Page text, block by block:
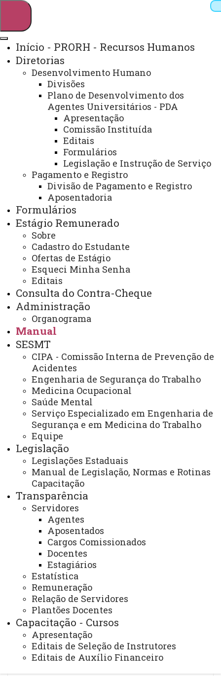
Webmail Sistemas
Telefones
Arquivo Virtual
Campus
Início - PRORH - Recursos Humanos
Diretorias
Desenvolvimento Humano
Divisões
Plano de Desenvolvimento dos
Agentes Universitários - PDA
Apresentação
Comissão Instituída
Editais
Formulários
Legislação e Instrução de Serviço
Pagamento e Registro
Divisão de Pagamento e Registro
Aposentadoria
Formulários
Estágio Remunerado
Sobre
Cadastro do Estudante
Ofertas de Estágio
Esqueci Minha Senha
Editais
Consulta do Contra-Cheque
Administração
Organograma
Manual
SESMT
CIPA - Comissão Interna de Prevenção de
Acidentes
Engenharia de Segurança do Trabalho
Medicina Ocupacional
Saúde Mental
Serviço Especializado em Engenharia de
Segurança e em Medicina do Trabalho
Equipe
Legislação
Legislações Estaduais
Manual de Legislação, Normas e Rotinas
Capacitação
Transparência
Servidores
Agentes
Aposentados
Cargos Comissionados
Docentes
Estagiários
Estatística
Remuneração
Relação de Servidores
Plantões Docentes
Capacitação - Cursos
Apresentação
Editais de Seleção de Instrutores
Editais de Auxílio Financeiro
Início
Estágio
Remunerado
Legislação
Estadual
Manual
Gratificação pela prestação de
serviço extraordinário (horas
extras)
Gratificação que se destina a remunerar os
serviços prestados fora do período normal de trabalho a
que estiver sujeito o servidor no desempenho das
atribuições de seu cargo, no percentual de 50%
(cincoenta por cento) sobre o valor da hora normal de
trabalho.
Fundamento/Previsão Legal:
Art.7º, inciso XVI, da Constituição Federal,
http://www.planalto.gov.br/ccivil_03/Constituicao/
Art. 34, IX, da Constituição Estadual.
http://www.legislacao.pr.gov.br/legislacao/
action=iniciarProcesso&tipoAto=10&retiraLista=true
Art. 172, II da Lei 6.174/70.
http://www.legislacao.pr.gov.br/legislacao/
action=exibir&codAto=10297&indice=1&totalRegistros=1
Requisitos Básicos:
Prestar serviços em tempo excedente ao da
duração normal estabelecida para a categoria funcional
ocupada.